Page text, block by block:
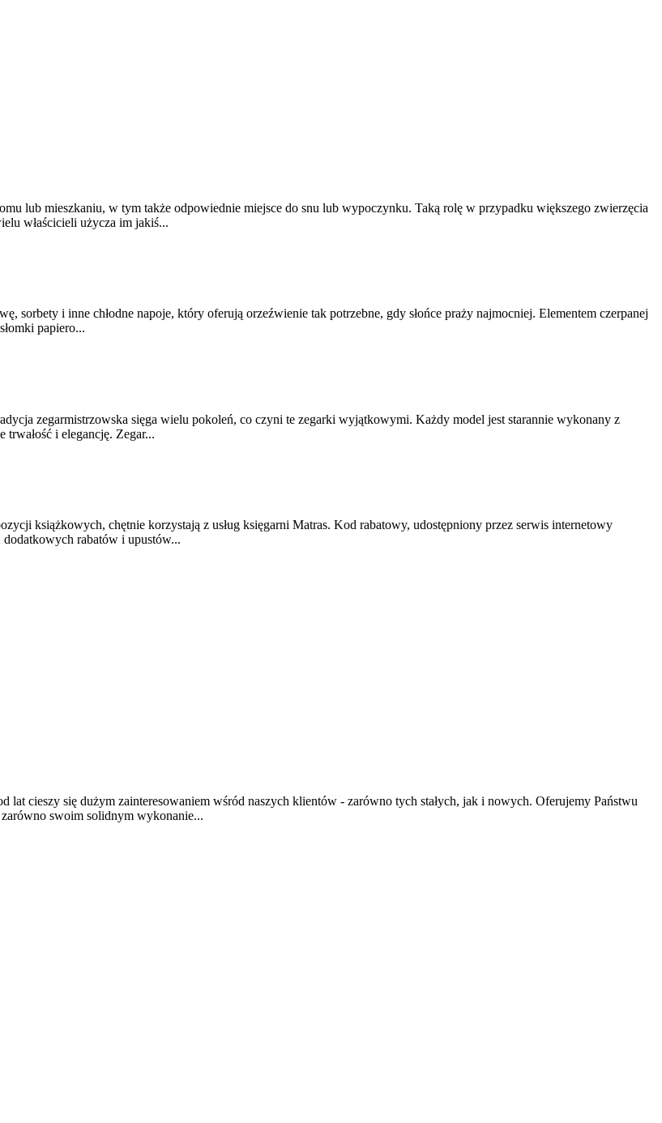
lub mieszkaniu, w tym także odpowiednie miejsce do snu lub wypoczynku. Taką rolę w przypadku większego zwierzęcia
właścicieli użycza im jakiś...
sorbety i inne chłodne napoje, który oferują orzeźwienie tak potrzebne, gdy słońce praży najmocniej. Elementem czerpanej
papiero...
zegarmistrzowska sięga wielu pokoleń, co czyni te zegarki wyjątkowymi. Każdy model jest starannie wykonany z
i elegancję. Zegar...
książkowych, chętnie korzystają z usług księgarni Matras. Kod rabatowy, udostępniony przez serwis internetowy
rabatów i upustów...
cieszy się dużym zainteresowaniem wśród naszych klientów - zarówno tych stałych, jak i nowych. Oferujemy Państwu
swoim solidnym wykonanie...